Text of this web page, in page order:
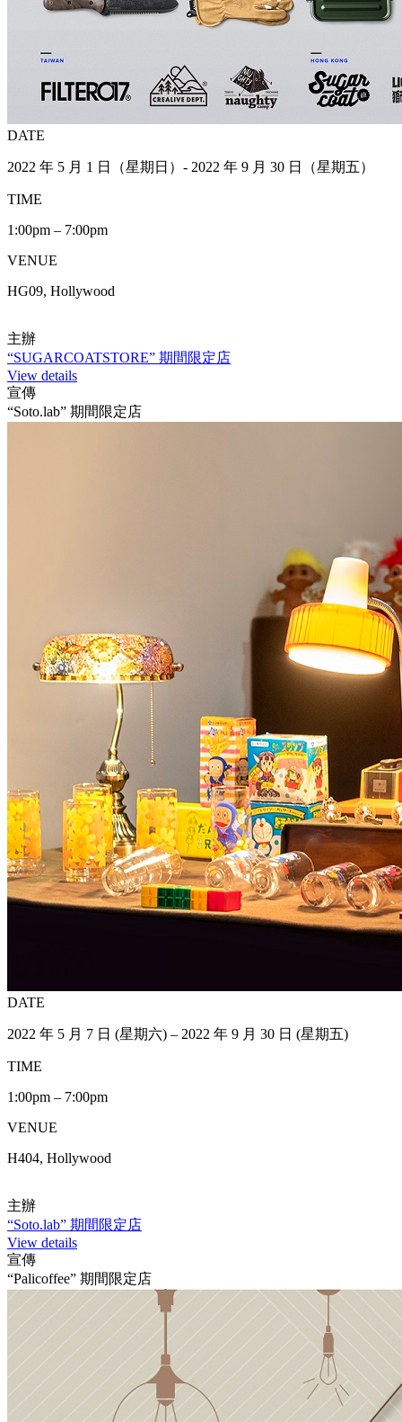
DATE
2022 年 5 月 1 日（星期日）- 2022 年 9 月 30 日（星期五）
TIME
1:00pm – 7:00pm
VENUE
HG09, Hollywood
主辦
“SUGARCOATSTORE” 期間限定店
View details
宣傳
“Soto.lab” 期間限定店
DATE
2022 年 5 月 7 日 (星期六) – 2022 年 9 月 30 日 (星期五)
TIME
1:00pm – 7:00pm
VENUE
H404, Hollywood
主辦
“Soto.lab” 期間限定店
View details
宣傳
“Palicoffee” 期間限定店